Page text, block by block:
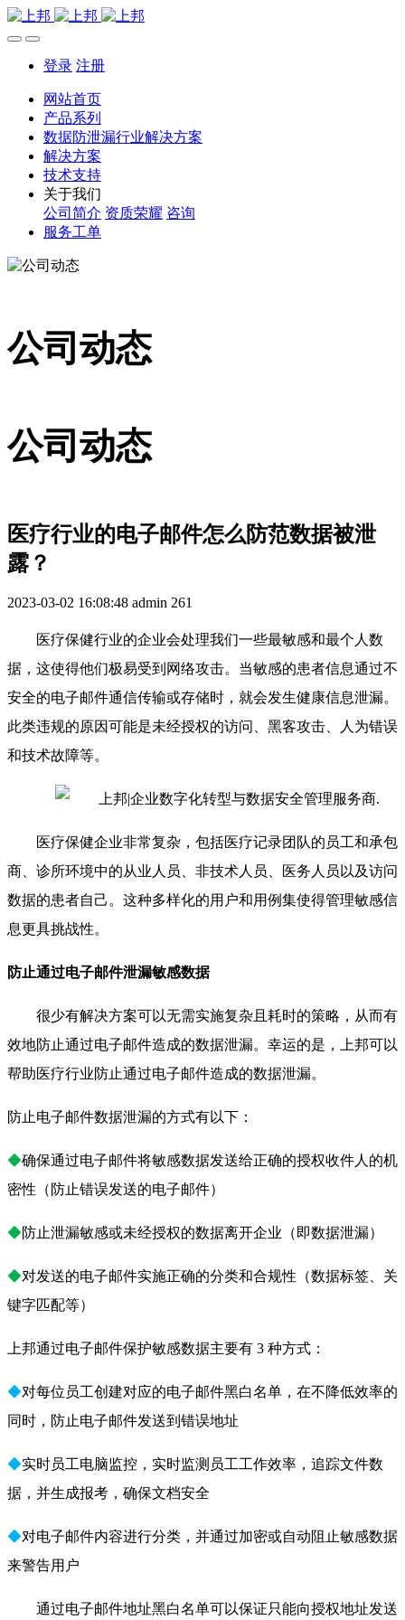
登录 注册
网站首页
产品系列
数据防泄漏行业解决方案
解决方案
技术支持
关于我们
公司简介 资质荣耀 咨询
服务工单
公司动态
公司动态
医疗行业的电子邮件怎么防范数据被泄
露？
2023-03-02 16:08:48 admin 261
医疗保健行业的企业会处理我们一些最敏感和最个人数
据，这使得他们极易受到网络攻击。当敏感的患者信息通过不
安全的电子邮件通信传输或存储时，就会发生健康信息泄漏。
此类违规的原因可能是未经授权的访问、黑客攻击、人为错误
和技术故障等。
医疗保健企业非常复杂，包括医疗记录团队的员工和承包
商、诊所环境中的从业人员、非技术人员、医务人员以及访问
数据的患者自己。这种多样化的用户和用例集使得管理敏感信
息更具挑战性。
防止通过电子邮件泄漏敏感数据
很少有解决方案可以无需实施复杂且耗时的策略，从而有
效地防止通过电子邮件造成的数据泄漏。幸运的是，上邦可以
帮助医疗行业防止通过电子邮件造成的数据泄漏。
防止电子邮件数据泄漏的方式有以下：
◆确保通过电子邮件将敏感数据发送给正确的授权收件人的机
密性（防止错误发送的电子邮件）
◆防止泄漏敏感或未经授权的数据离开企业（即数据泄漏）
◆对发送的电子邮件实施正确的分类和合规性（数据标签、关
键字匹配等）
上邦通过电子邮件保护敏感数据主要有 3 种方式：
◆对每位员工创建对应的电子邮件黑白名单，在不降低效率的
同时，防止电子邮件发送到错误地址
◆实时员工电脑监控，实时监测员工工作效率，追踪文件数
据，并生成报考，确保文档安全
◆对电子邮件内容进行分类，并通过加密或自动阻止敏感数据
来警告用户
通过电子邮件地址黑白名单可以保证只能向授权地址发送